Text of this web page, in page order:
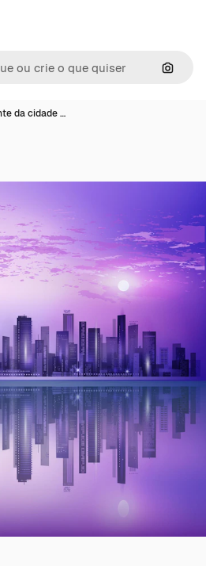
da cidade …